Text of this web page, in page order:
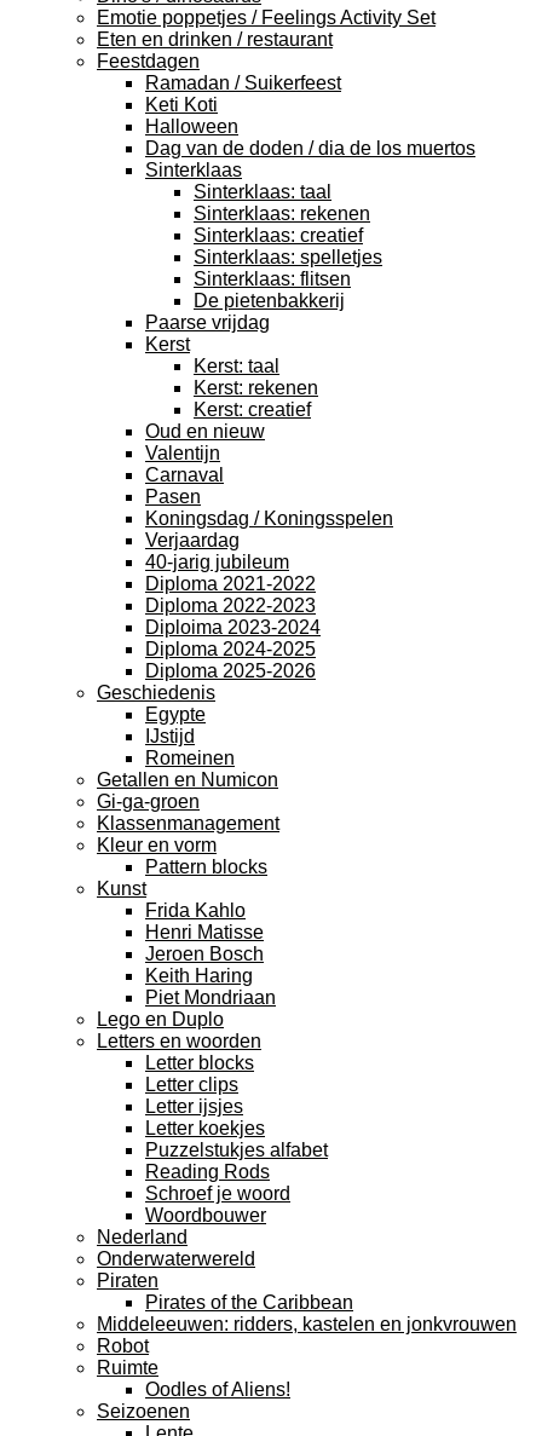
Emotie poppetjes / Feelings Activity Set
Eten en drinken / restaurant
Feestdagen
Ramadan / Suikerfeest
Keti Koti
Halloween
Dag van de doden / dia de los muertos
Sinterklaas
Sinterklaas: taal
Sinterklaas: rekenen
Sinterklaas: creatief
Sinterklaas: spelletjes
Sinterklaas: flitsen
De pietenbakkerij
Paarse vrijdag
Kerst
Kerst: taal
Kerst: rekenen
Kerst: creatief
Oud en nieuw
Valentijn
Carnaval
Pasen
Koningsdag / Koningsspelen
Verjaardag
40-jarig jubileum
Diploma 2021-2022
Diploma 2022-2023
Diploima 2023-2024
Diploma 2024-2025
Diploma 2025-2026
Geschiedenis
Egypte
IJstijd
Romeinen
Getallen en Numicon
Gi-ga-groen
Klassenmanagement
Kleur en vorm
Pattern blocks
Kunst
Frida Kahlo
Henri Matisse
Jeroen Bosch
Keith Haring
Piet Mondriaan
Lego en Duplo
Letters en woorden
Letter blocks
Letter clips
Letter ijsjes
Letter koekjes
Puzzelstukjes alfabet
Reading Rods
Schroef je woord
Woordbouwer
Nederland
Onderwaterwereld
Piraten
Pirates of the Caribbean
Middeleeuwen: ridders, kastelen en jonkvrouwen
Robot
Ruimte
Oodles of Aliens!
Seizoenen